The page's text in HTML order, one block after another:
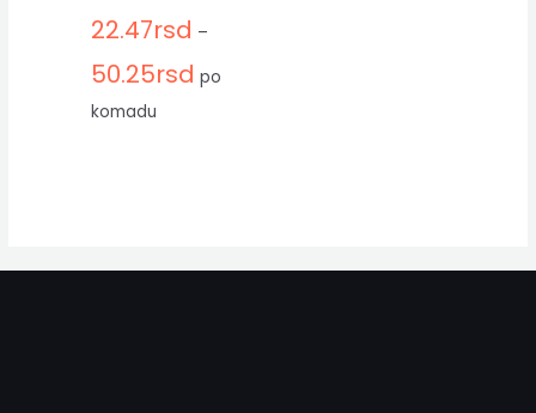
22.47rsd –
50.25rsd po
komadu